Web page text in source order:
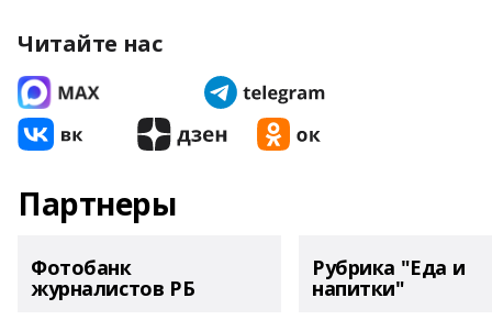
Читайте нас
Партнеры
Фотобанк
журналистов РБ
Рубрика "Еда и
напитки"